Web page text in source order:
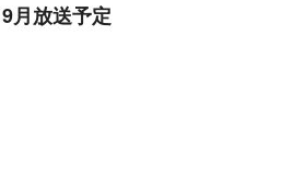
9月放送予定